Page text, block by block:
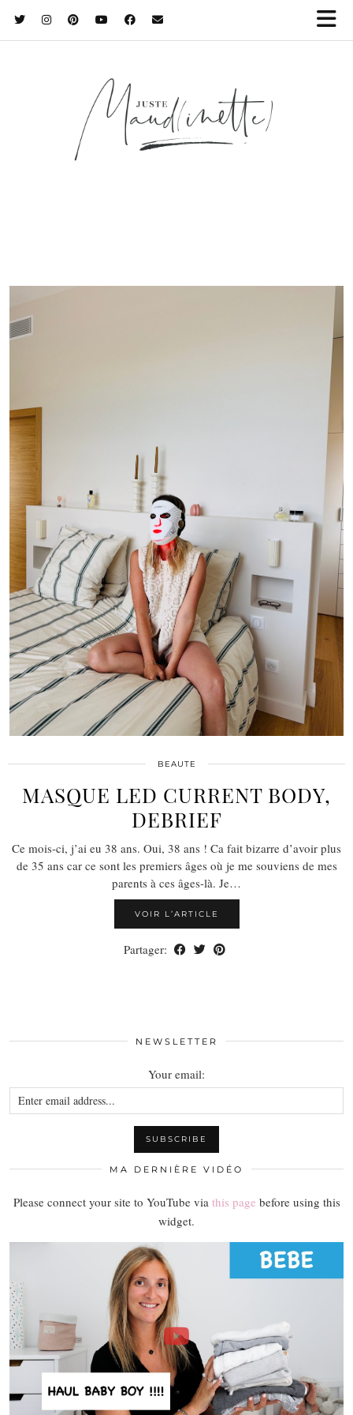
BEAUTE
MASQUE LED CURRENT BODY,
DEBRIEF
Ce mois-ci, j’ai eu 38 ans. Oui, 38 ans ! Ca fait bizarre d’avoir plus
de 35 ans car ce sont les premiers âges où je me souviens de mes
parents à ces âges-là. Je…
VOIR L’ARTICLE
Partager:
NEWSLETTER
Your email:
MA DERNIÈRE VIDÉO
Please connect your site to YouTube via this page before using this
widget.